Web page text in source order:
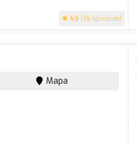
4.5 (76 opiniones)
Mapa